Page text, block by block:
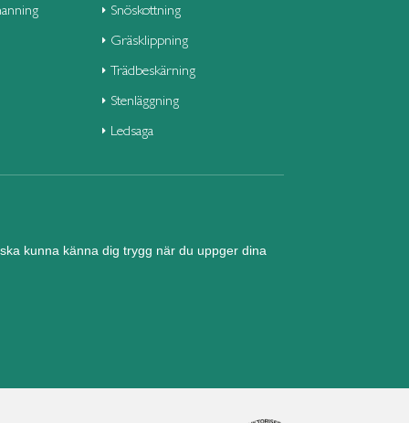
Snöskottning
Gräsklippning
Trädbeskärning
Stenläggning
Ledsaga
kunna känna dig trygg när du uppger dina